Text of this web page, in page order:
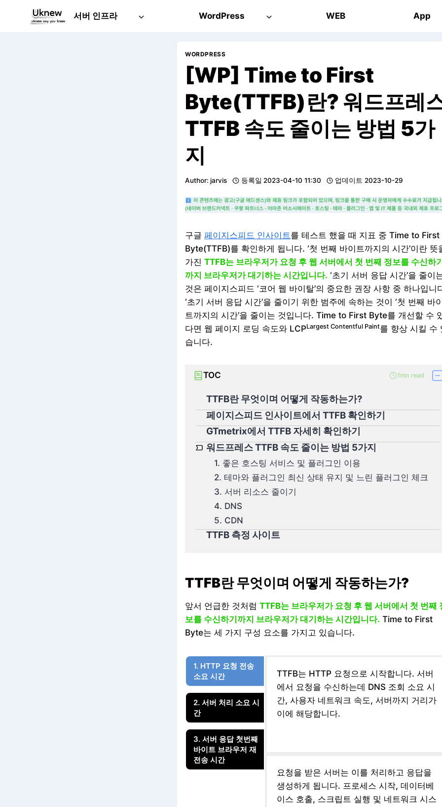
서버 인프라 WordPress WEB App
WORDPRESS
[WP] Time to First
Byte(TTFB)란? 워드프레
TTFB 속도 줄이는 방법 5가
지
Author: jarvis 등록일 2023-04-10 11:30 업데이트 2023-10-29
구글 페이지스피드 인사이트 를 테스트 했을 때 지표 중 Time to First
Byte(TTFB)를 확인하게 됩니다. ‘첫 번째 바이트까지의 시간’이란 뜻
가진 TTFB는 브라우저가 요청 후 웹 서버에서 첫 번째 정보를 수신하
까지 브라우저가 대기하는 시간입니다. ‘초기 서버 응답 시간’을 줄이
것은 페이지스피드 ‘코어 웹 바이탈’의 중요한 권장 사항 중 하나입니
‘초기 서버 응답 시간’을 줄이기 위한 범주에 속하는 것이 ‘첫 번째 바
트까지의 시간’을 줄이는 것입니다. Time to First Byte를 개선할 수
다면 웹 페이지 로딩 속도와 LCPLargest Contentful Paint를 향상 시킬 수
습니다.
TOC 1mn read
TTFB란 무엇이며 어떻게 작동하는가?
페이지스피드 인사이트에서 TTFB 확인하기
GTmetrix에서 TTFB 자세히 확인하기
워드프레스 TTFB 속도 줄이는 방법 5가지
1. 좋은 호스팅 서비스 및 플러그인 이용
2. 테마와 플러그인 최신 상태 유지 및 느린 플러그인 체크
3. 서버 리소스 줄이기
4. DNS
5. CDN
TTFB 측정 사이트
TTFB란 무엇이며 어떻게 작동하는가?
앞서 언급한 것처럼 TTFB는 브라우저가 요청 후 웹 서버에서 첫 번째
보를 수신하기까지 브라우저가 대기하는 시간입니다. Time to First
Byte는 세 가지 구성 요소를 가지고 있습니다.
1. HTTP 요청 전송
소요 시간
2. 서버 처리 소요 시
간
3. 서버 응답 첫번째
바이트 브라우저 재
전송 시간
TTFB는 HTTP 요청으로 시작합니다. 서버
에서 요청을 수신하는데 DNS 조회 소요 시
간, 사용자 네트워크 속도, 서버까지 거리가
이에 해당합니다.
요청을 받은 서버는 이를 처리하고 응답을
생성하게 됩니다. 프로세스 시작, 데이터베
이스 호출, 스크립트 실행 및 네트워크 시스